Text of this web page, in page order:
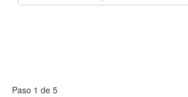
Paso 1 de 5